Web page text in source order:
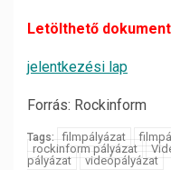
Letölthető
jelentkezési lap
Forrás: Rockinform
Tags: filmpályázat
rockinform pályázat
pályázat
videópályázat